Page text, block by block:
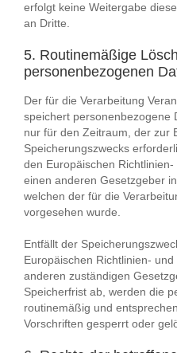
erfolgt keine Weitergabe
an Dritte.
5. Routinemäßige
personenbezogenen
Der für die Verarbeitung
speichert personenbezogene
nur für den Zeitraum, der zur
Speicherungszwecks
den Europäischen
einen anderen Gesetzgeber
welchen der für die
vorgesehen wurde.
Entfällt der
Europäischen Richtlinien-
anderen zuständigen
Speicherfrist ab, werden die
routinemäßig und
Vorschriften gesperrt oder